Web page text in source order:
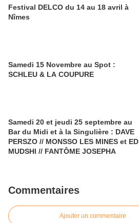
Festival DELCO du 14 au 18 avril à
Nîmes
Samedi 15 Novembre au Spot :
SCHLEU & LA COUPURE
Samedi 20 et jeudi 25 septembre au
Bar du Midi et à la Singulière : DAVE
PERSZO // MONSSO LES MINES et ED
MUDSHI // FANTÔME JOSEPHA
Commentaires
Ajouter un commentaire